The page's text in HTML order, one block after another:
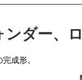
ンダー、
成形。